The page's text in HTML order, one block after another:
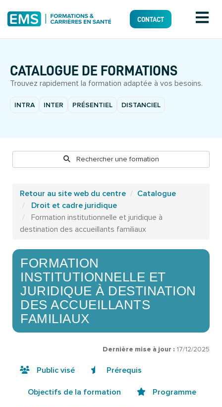
CONTACT
CATALOGUE DE FORMATIONS
Trouvez rapidement la formation adaptée à vos besoins.
INTRA INTER PRÉSENTIEL DISTANCIEL
Rechercher une formation
Retour au site web du centre
Catalogue
Droit et cadre juridique
Formation institutionnelle et juridique à
destination des accueillants familiaux
FORMATION
INSTITUTIONNELLE ET
JURIDIQUE À DESTINATION
DES ACCUEILLANTS
FAMILIAUX
Dernière mise à jour : 17/12/2025
Public visé Prérequis
Objectifs de la formation Programme